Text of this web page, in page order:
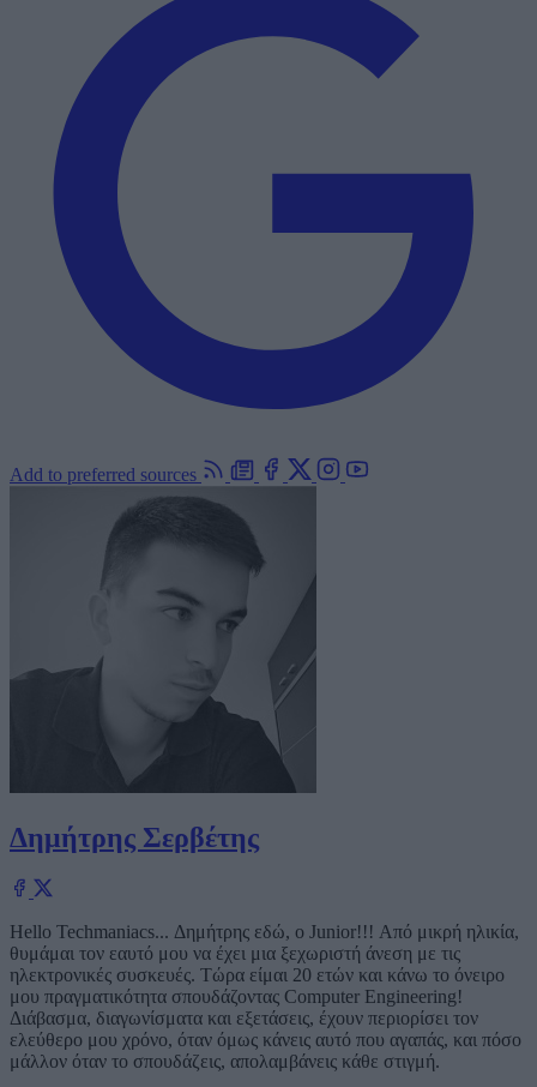
Add to preferred sources
Δημήτρης Σερβέτης
Hello Techmaniacs... Δημήτρης εδώ, ο Junior!!! Από μικρή ηλικία,
θυμάμαι τον εαυτό μου να έχει μια ξεχωριστή άνεση με τις
ηλεκτρονικές συσκευές. Τώρα είμαι 20 ετών και κάνω το όνειρο
μου πραγματικότητα σπουδάζοντας Computer Engineering!
Διάβασμα, διαγωνίσματα και εξετάσεις, έχουν περιορίσει τον
ελεύθερο μου χρόνο, όταν όμως κάνεις αυτό που αγαπάς, και πόσο
μάλλον όταν το σπουδάζεις, απολαμβάνεις κάθε στιγμή.